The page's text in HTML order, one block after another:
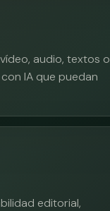
audio, textos o
IA que puedan
editorial,